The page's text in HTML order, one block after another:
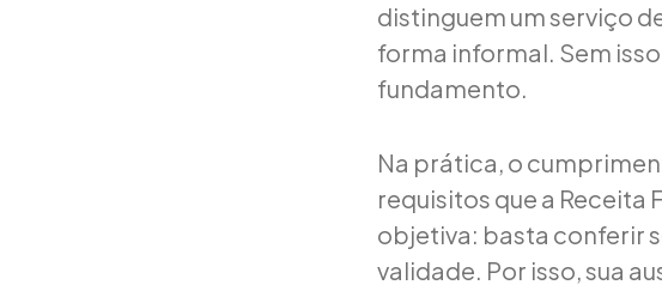
distinguem um serviço
forma informal. Sem
fundamento.
Na prática, o
requisitos que a Receita
objetiva: basta conferir
validade. Por isso, sua